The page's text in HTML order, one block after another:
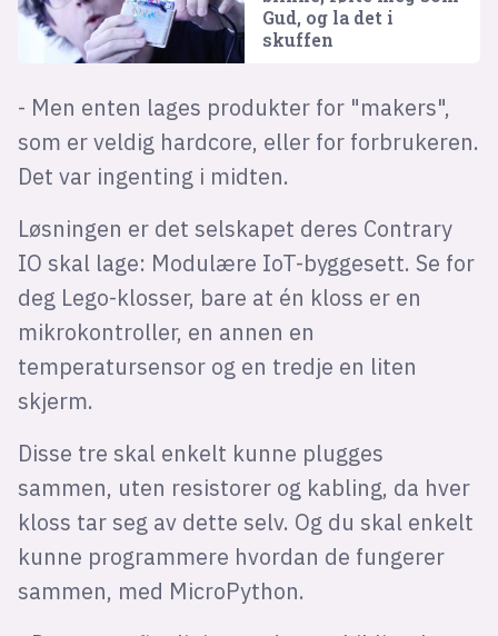
Gud, og la det i
skuffen
- Men enten lages produkter for "makers",
som er veldig hardcore, eller for forbrukeren.
Det var ingenting i midten.
Løsningen er det selskapet deres Contrary
IO skal lage: Modulære IoT-byggesett. Se for
deg Lego-klosser, bare at én kloss er en
mikrokontroller, en annen en
temperatursensor og en tredje en liten
skjerm.
Disse tre skal enkelt kunne plugges
sammen, uten resistorer og kabling, da hver
kloss tar seg av dette selv. Og du skal enkelt
kunne programmere hvordan de fungerer
sammen, med MicroPython.